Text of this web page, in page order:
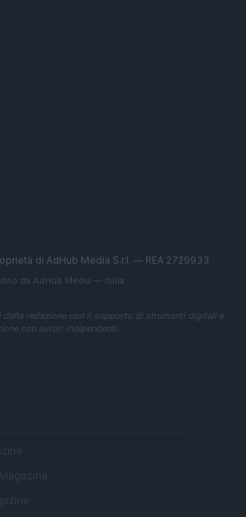
di AdHub Media S.r.l. — REA 2729933
da AdHub Media — Italia
dalla redazione con il supporto di strumenti digitali e
con autori indipendenti.